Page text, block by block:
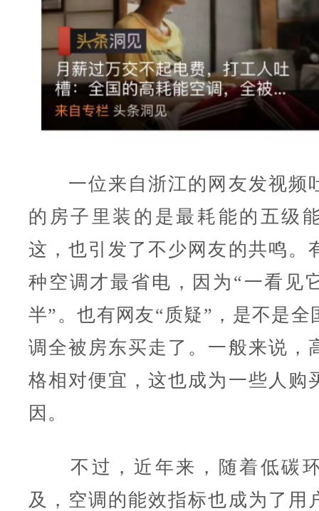
一位来自浙江的网友发视频
的房子里装的是最耗能的五级
这，也引发了不少网友的共鸣。
种空调才最省电，因为“一看见
半”。也有网友“质疑”，是不是全
调全被房东买走了。一般来说，
格相对便宜，这也成为一些人购
因。
不过，近年来，随着低碳
及，空调的能效指标也成为了用